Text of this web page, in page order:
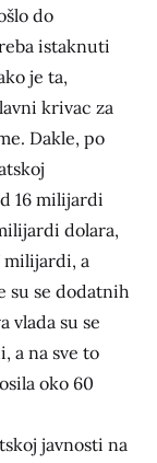
do
istaknuti
je ta,
krivac za
Dakle, po
16 milijardi
dolara,
milijardi, a
su se dodatnih
vlada su se
a na sve to
oko 60
javnosti na